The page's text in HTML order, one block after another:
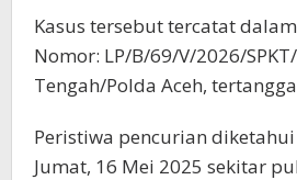
Kasus tersebut tercatat
Nomor: LP/B/69/V/2026/
Tengah/Polda Aceh,
Peristiwa pencurian
Jumat, 16 Mei 2025 sekitar